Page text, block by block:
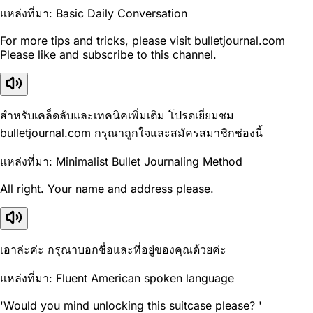
แหล่งที่มา: Basic Daily Conversation
For more tips and tricks, please visit bulletjournal.com
Please like and subscribe to this channel.
สำหรับเคล็ดลับและเทคนิคเพิ่มเติม โปรดเยี่ยมชม
bulletjournal.com กรุณาถูกใจและสมัครสมาชิกช่องนี้
แหล่งที่มา: Minimalist Bullet Journaling Method
All right. Your name and address please.
เอาล่ะค่ะ กรุณาบอกชื่อและที่อยู่ของคุณด้วยค่ะ
แหล่งที่มา: Fluent American spoken language
'Would you mind unlocking this suitcase please? '